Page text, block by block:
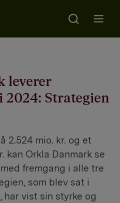
Search
leverer
Strategien
2.524 mio. kr. og et
kan Orkla Danmark se
fremgang i alle tre
som blev sat i
vist sin styrke og